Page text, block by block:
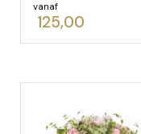
vanaf
125,00